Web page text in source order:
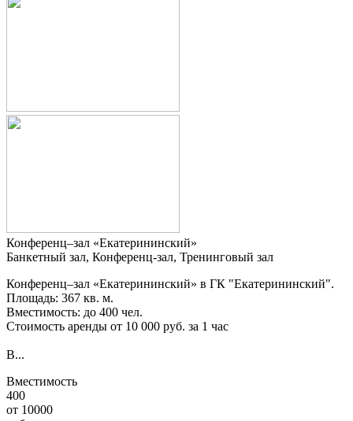
Конференц–зал «Екатерининский»
Банкетный зал, Конференц-зал, Тренинговый зал
Конференц–зал «Екатерининский» в ГК "Екатерининский".
Площадь: 367 кв. м.
Вместимость: до 400 чел.
Стоимость аренды от 10 000 руб. за 1 час
В...
Вместимость
400
от 10000